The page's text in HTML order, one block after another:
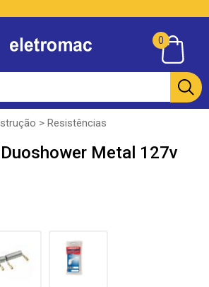
0
> Resistências
Metal 127v